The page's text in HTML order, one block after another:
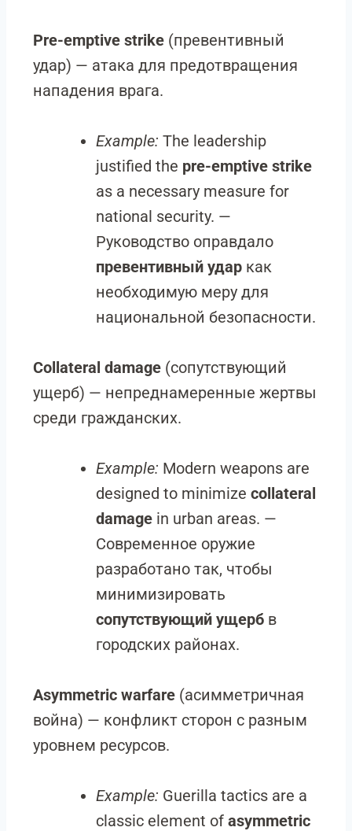
Pre-emptive strike (превентивный
удар) — атака для предотвращения
нападения врага.
Example: The leadership
justified the pre-emptive strike
as a necessary measure for
national security. —
Руководство оправдало
превентивный удар как
необходимую меру для
национальной безопасности.
Collateral damage (сопутствующий
ущерб) — непреднамеренные жертвы
среди гражданских.
Example: Modern weapons are
designed to minimize collateral
damage in urban areas. —
Современное оружие
разработано так, чтобы
минимизировать
сопутствующий ущерб в
городских районах.
Asymmetric warfare (асимметричная
война) — конфликт сторон с разным
уровнем ресурсов.
Example: Guerilla tactics are a
classic element of asymmetric